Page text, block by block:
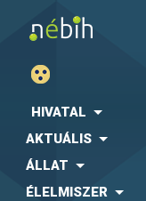
HIVATAL
AKTUÁLIS
ÁLLAT
ÉLELMISZER